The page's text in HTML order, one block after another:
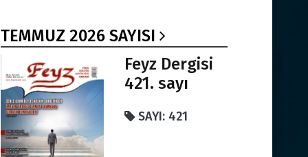
TEMMUZ 2026 SAYISI
Feyz Dergisi
421. sayı
SAYI: 421